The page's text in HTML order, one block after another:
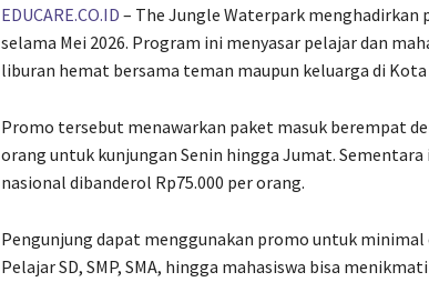
EDUCARE.CO.ID – The Jungle Waterparkmenghadirkan
selama Mei 2026. Program ini menyasar pelajar dan
liburan hemat bersama teman maupun keluarga di Kota
Promo tersebut menawarkan paket masuk berempat
orang untuk kunjungan Senin hingga Jumat.
nasional dibanderol Rp75.000 per orang.
Pengunjung dapat menggunakan promo untuk
Pelajar SD, SMP, SMA, hingga mahasiswa bisa